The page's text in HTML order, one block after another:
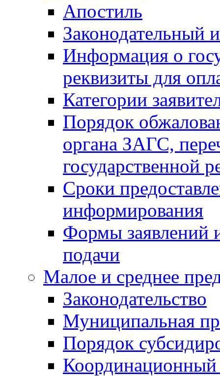
Апостиль
Законодательный
Информация о
реквизиты для
Категории
Порядок
органа ЗАГС,
государственной
Сроки
информирования
Формы заявлений
подачи
Малое и среднее
Законодательство
Муниципальная
Порядок
Координационный